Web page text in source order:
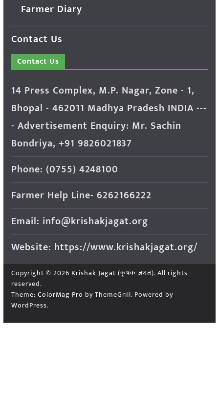
Farmer Diary
Contact Us
Contact Us
14 Press Complex, M.P. Nagar, Zone - 1,
Bhopal - 462011 Madhya Pradesh INDIA ---
- Advertisement Enquiry: Mr. Sachin
Bondriya, +91 9826021837
Phone: (0755) 4248100
Farmer Help Line- 6262166222
Email: info@krishakjagat.org
Website: https://www.krishakjagat.org/
Copyright © 2026 Krishak Jagat (कृषक जगत). All rights
reserved.
Theme: ColorMag Pro by ThemeGrill. Powered by
WordPress.